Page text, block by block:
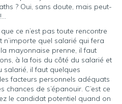
? Oui, sans doute, mais peut-
ce n’est pas toute rencontre
n’importe quel salarié qui fera
mayonnaise prenne, il faut
à la fois du côté du salarié et
salarié, il faut quelques
facteurs personnels adéquats
de s’épanouir. C’est ce
le candidat potentiel quand on